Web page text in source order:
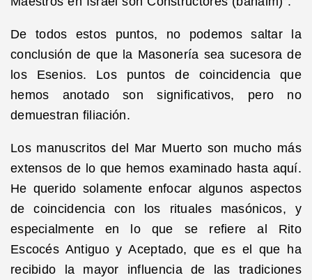
De todos estos puntos, no podemos saltar la
conclusión de que la Masonería sea sucesora de
los Esenios. Los puntos de coincidencia que
hemos anotado son significativos, pero no
demuestran filiación.
Los manuscritos del Mar Muerto son mucho más
extensos de lo que hemos examinado hasta aquí.
He querido solamente enfocar algunos aspectos
de coincidencia con los rituales masónicos, y
especialmente en lo que se refiere al Rito
Escocés Antiguo y Aceptado, que es el que ha
recibido la mayor influencia de las tradiciones